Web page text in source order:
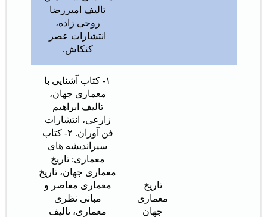
تالیف امیررضا
روحی زاده،
انتشارات عصر
کنکاش.
تاریخ
معماری
جهان
۱- کتاب آشنایی با
معماری جهان،
تالیف ابراهیم
زارعی، انتشارات
فن آوران. ۲- کتاب
سیراندیشه های
معماری: تاریخ
معماری جهان، تاریخ
معماری معاصر و
مبانی نظری
معماری، تالیف